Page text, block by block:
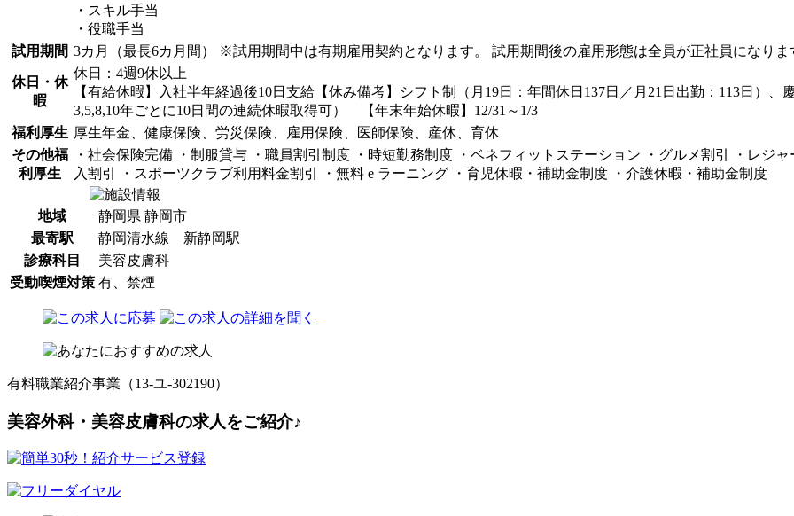
・スキル手当
・役職手当
試用期間 3カ月（最長6カ月間） ※試用期間中は有期雇用契約となります。 試用期間後の雇用形態は全員が正社員になりま
休日・休
暇
休日：4週9休以上
【有給休暇】入社半年経過後10日支給【休み備考】シフト制（月19日：年間休日137日／月21日出勤：113日）
3,5,8,10年ごとに10日間の連続休暇取得可） 【年末年始休暇】12/31～1/3
福利厚生 厚生年金、健康保険、労災保険、雇用保険、医師保険、産休、育休
その他福
利厚生
・社会保険完備 ・制服貸与 ・職員割引制度 ・時短勤務制度 ・ベネフィットステーション ・グルメ割引 ・レジ
入割引 ・スポーツクラブ利用料金割引 ・無料 e ラーニング ・育児休暇・補助金制度 ・介護休暇・補助金制度
地域
静岡県 静岡市
最寄駅
静岡清水線 新静岡駅
診療科目
美容皮膚科
受動喫煙対策 有、禁煙
有料職業紹介事業（13-ユ-302190）
美容外科・美容皮膚科の求人をご紹介♪